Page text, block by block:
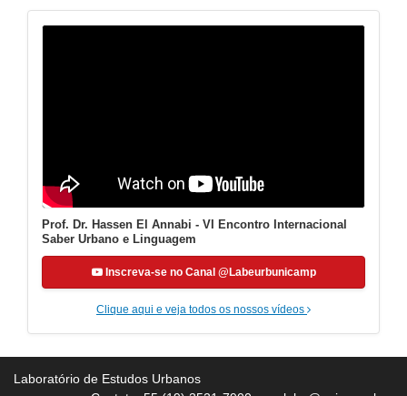
Prof. Dr. Hassen El Annabi - VI Encontro Internacional
Saber Urbano e Linguagem
Inscreva-se no Canal @Labeurbunicamp
Clique aqui e veja todos os nossos vídeos
Laboratório de Estudos Urbanos